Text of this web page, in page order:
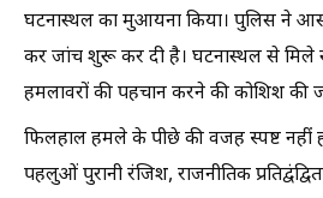
घटनास्थल का मुआयना किया। पुलिस ने
कर जांच शुरू कर दी है। घटनास्थल से मिले
हमलावरों की पहचान करने की कोशिश की
फिलहाल हमले के पीछे की वजह स्पष्ट नहीं
पहलुओं पुरानी रंजिश, राजनीतिक